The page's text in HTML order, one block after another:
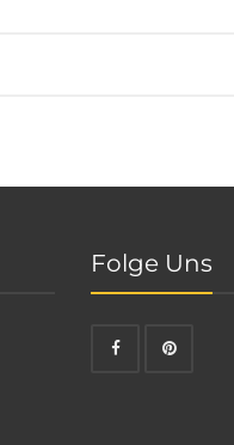
Folge Uns